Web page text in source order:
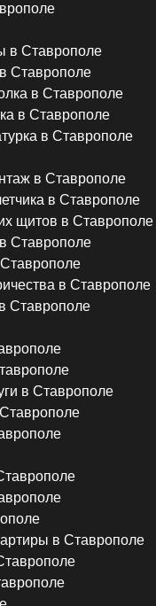
в Ставрополе
Ставрополе
в Ставрополе
в Ставрополе
в Ставрополе
в Ставрополе
в Ставрополе
щитов в Ставрополе
Ставрополе
в Ставрополе
Ставрополе
в Ставрополе
в Ставрополе